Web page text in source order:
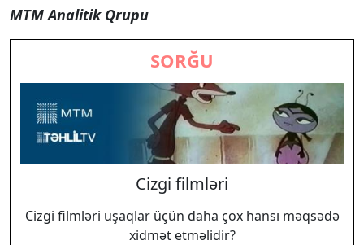
MTM Analitik Qrupu
SORĞU
Cizgi filmləri
Cizgi filmləri uşaqlar üçün daha çox hansı məqsədə
xidmət etməlidir?